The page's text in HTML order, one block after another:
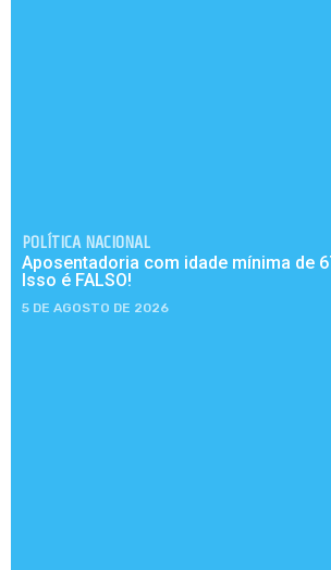
POLÍTICA NACIONAL
Aposentadoria com idade mínima de
Isso é FALSO!
5 DE AGOSTO DE 2026